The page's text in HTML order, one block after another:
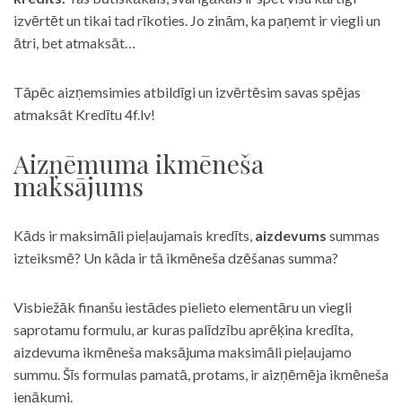
izvērtēt un tikai tad rīkoties. Jo zinām, ka paņemt ir viegli un
ātri, bet atmaksāt…
Tāpēc aizņemsimies atbildīgi un izvērtēsim savas spējas
atmaksāt Kredītu 4f.lv!
Aizņēmuma ikmēneša
maksājums
Kāds ir maksimāli pieļaujamais kredīts, aizdevums summas
izteiksmē? Un kāda ir tā ikmēneša dzēšanas summa?
Visbiežāk finanšu iestādes pielieto elementāru un viegli
saprotamu formulu, ar kuras palīdzību aprēķina kredīta,
aizdevuma ikmēneša maksājuma maksimāli pieļaujamo
summu. Šīs formulas pamatā, protams, ir aizņēmēja ikmēneša
ienākumi.